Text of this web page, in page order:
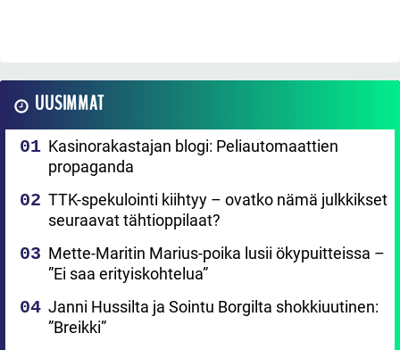
UUSIMMAT
Kasinorakastajan blogi: Peliautomaattien
propaganda
TTK-spekulointi kiihtyy – ovatko nämä julkkikset
seuraavat tähtioppilaat?
Mette-Maritin Marius-poika lusii ökypuitteissa –
”Ei saa erityiskohtelua”
Janni Hussilta ja Sointu Borgilta shokkiuutinen:
”Breikki”